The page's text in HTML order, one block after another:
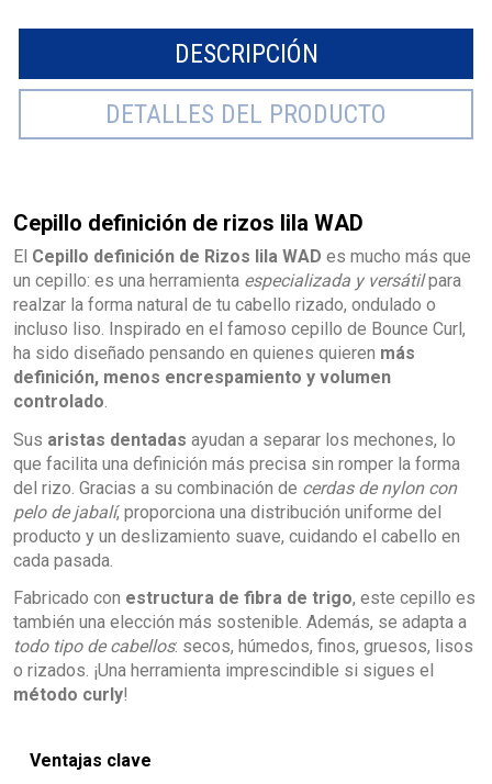
DESCRIPCIÓN
DETALLES DEL PRODUCTO
Cepillo definición de rizos lila WAD
El Cepillo definición de Rizos lila WAD es mucho más que
un cepillo: es una herramienta especializada y versátilpara
realzar la forma natural de tu cabello rizado, ondulado o
incluso liso. Inspirado en el famoso cepillo de Bounce Curl,
ha sido diseñado pensando en quienes quieren más
definición, menos encrespamiento y volumen
controlado.
Sus aristas dentadas ayudan a separar los mechones, lo
que facilita una definición más precisa sin romper la forma
del rizo. Gracias a su combinación de cerdas de nylon con
pelo de jabalí, proporciona una distribución uniforme del
producto y un deslizamiento suave, cuidando el cabello en
cada pasada.
Fabricado con estructura de fibra de trigo, este cepillo es
también una elección más sostenible. Además, se adapta a
todo tipo de cabellos: secos, húmedos, finos, gruesos, lisos
o rizados. ¡Una herramienta imprescindible si sigues el
método curly!
Ventajas clave